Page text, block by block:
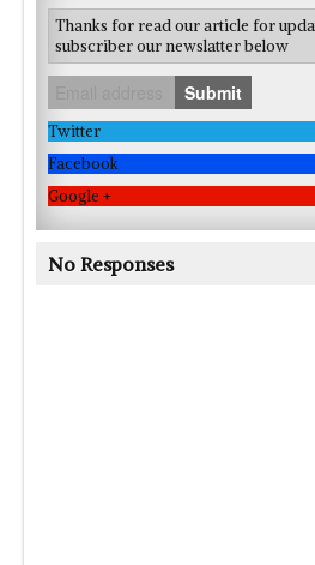
Thanks for read our article for
subscriber our newslatter below
Submit
Twitter
Facebook
Google +
No Responses